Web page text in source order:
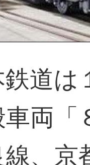
道は
両
、京